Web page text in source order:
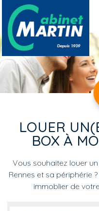
Aller au contenu principal
LOUER
BOX À
Vous souhaitez louer
Rennes et sa périphérie
immoblier de